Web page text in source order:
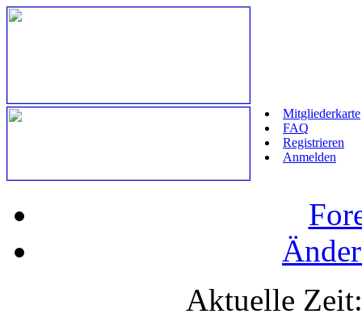
Mitgliederkarte
FAQ
Registrieren
Anmelden
Aktuelle